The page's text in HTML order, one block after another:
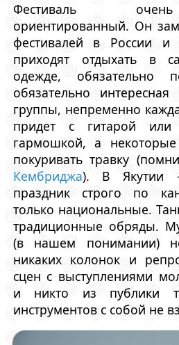
Фестиваль
ориентированный. Он
фестивалей в России
приходят отдыхать в
одежде, обязательно
обязательно
группы, непременно
придет с гитарой
гармошкой, а
покуривать травку
Кембриджа). В Якутии
праздник строго по
только национальные.
традиционные обряды.
(в нашем понимании)
никаких колонок и
сцен с выступлениями
и никто из публики
инструментов с собой не